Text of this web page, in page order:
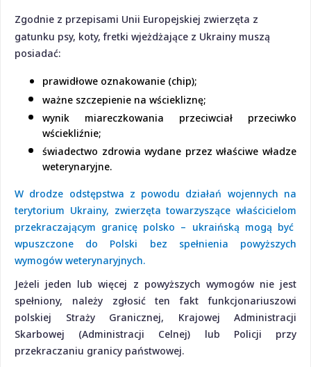
Zgodnie z przepisami Unii Europejskiej zwierzęta z
gatunku psy, koty, fretki wjeżdżające z Ukrainy muszą
posiadać:
prawidłowe oznakowanie (chip);
ważne szczepienie na wściekliznę;
wynik miareczkowania przeciwciał przeciwko
wściekliźnie;
świadectwo zdrowia wydane przez właściwe władze
weterynaryjne.
W drodze odstępstwa z powodu działań wojennych na
terytorium Ukrainy, zwierzęta towarzyszące właścicielom
przekraczającym granicę polsko – ukraińską mogą być
wpuszczone do Polski bez spełnienia powyższych
wymogów weterynaryjnych.
Jeżeli jeden lub więcej z powyższych wymogów nie jest
spełniony, należy zgłosić ten fakt funkcjonariuszowi
polskiej Straży Granicznej, Krajowej Administracji
Skarbowej (Administracji Celnej) lub Policji przy
przekraczaniu granicy państwowej.